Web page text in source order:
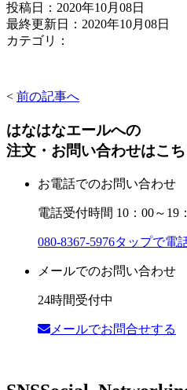
投稿日： 2020年10月08日
最終更新日：2020年10月08日
カテゴリ：
< 前の記事へ
はなはなエールへの
注文・お問い合わせはこち
お電話でのお問い合わせ
電話受付時間 10：00～19
080-8367-5976タップで電
メールでのお問い合わせ
24時間受付中
メールでお問合せする